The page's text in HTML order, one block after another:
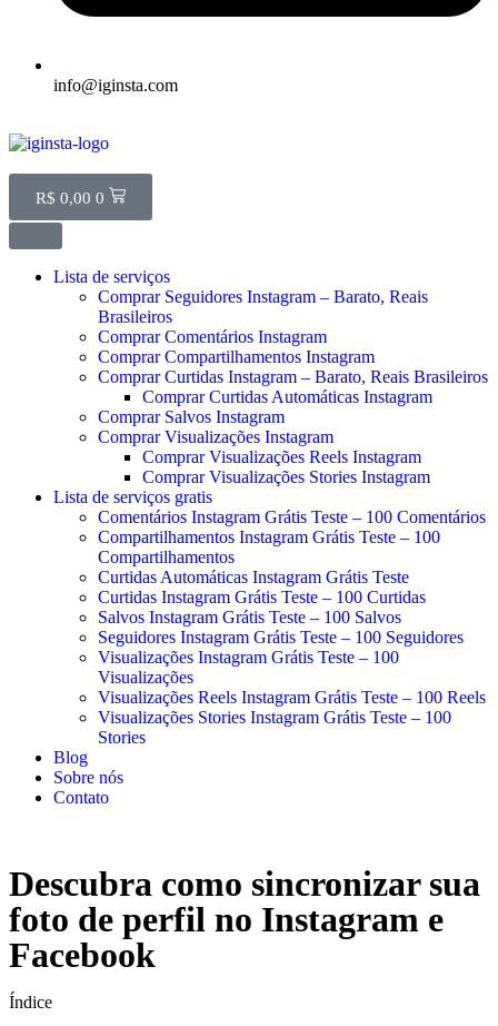
info@iginsta.com
R$ 0,00 0
Lista de serviços
Comprar Seguidores Instagram – Barato, Reais
Brasileiros
Comprar Comentários Instagram
Comprar Compartilhamentos Instagram
Comprar Curtidas Instagram – Barato, Reais Brasileiros
Comprar Curtidas Automáticas Instagram
Comprar Salvos Instagram
Comprar Visualizações Instagram
Comprar Visualizações Reels Instagram
Comprar Visualizações Stories Instagram
Lista de serviços gratis
Comentários Instagram Grátis Teste – 100 Comentários
Compartilhamentos Instagram Grátis Teste – 100
Compartilhamentos
Curtidas Automáticas Instagram Grátis Teste
Curtidas Instagram Grátis Teste – 100 Curtidas
Salvos Instagram Grátis Teste – 100 Salvos
Seguidores Instagram Grátis Teste – 100 Seguidores
Visualizações Instagram Grátis Teste – 100
Visualizações
Visualizações Reels Instagram Grátis Teste – 100 Reels
Visualizações Stories Instagram Grátis Teste – 100
Stories
Blog
Sobre nós
Contato
Descubra como sincronizar sua
foto de perfil no Instagram e
Facebook
Índice